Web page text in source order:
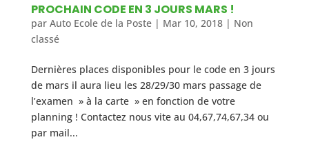
PROCHAIN CODE EN 3 JOURS MARS !
par Auto Ecole de la Poste| Mar 10, 2018| Non
classé
Dernières places disponibles pour le code en 3 jours
de mars il aura lieu les 28/29/30 mars passage de
l’examen » à la carte » en fonction de votre
planning ! Contactez nous vite au 04,67,74,67,34 ou
par mail...